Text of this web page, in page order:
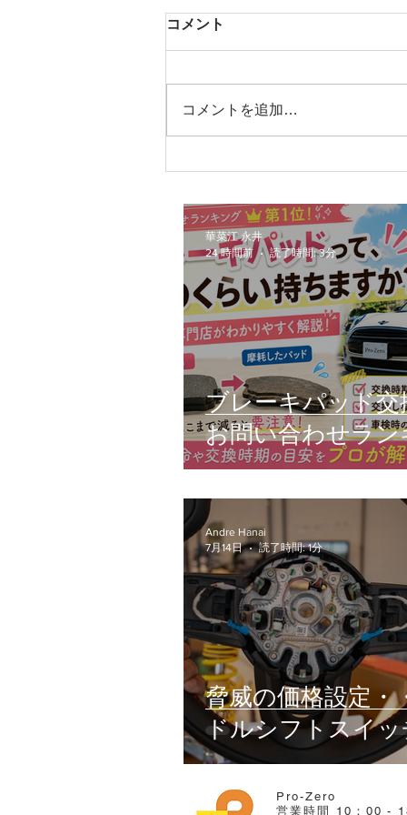
コメント
コメントを追加…
ブレーキパッド交
お問い合わせラン
グ第1位！
華菜江 永井
24 時間前
読了時間: 3分
脅威の価格設定・
ドルシフトスイッ
とんでも・・・
Andre Hanai
7月14日
読了時間: 1分
Pro-Zero
営業時間 10：00 -